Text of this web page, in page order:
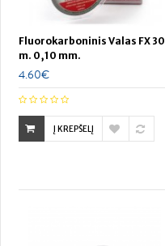
Fluorokarboninis Valas FX 30
m. 0,10 mm.
4.60€
Į KREPŠELĮ